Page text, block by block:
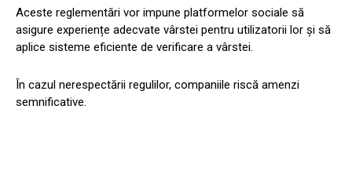
Aceste reglementări vor impune platformelor sociale să
asigure experiențe adecvate vârstei pentru utilizatorii lor și să
aplice sisteme eficiente de verificare a vârstei.
În cazul nerespectării regulilor, companiile riscă amenzi
semnificative.